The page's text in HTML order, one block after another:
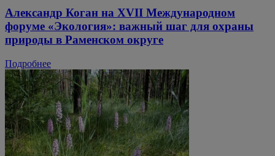
Александр Коган на XVII Международном
форуме «Экология»: важный шаг для охраны
природы в Раменском округе
Подробнее